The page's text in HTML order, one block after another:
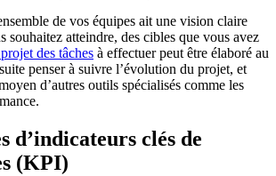
de vos équipes ait une vision claire
souhaitez atteindre, des cibles que vous avez
des tâches à effectuer peut être élaboré au
penser à suivre l’évolution du projet, et
d’autres outils spécialisés comme les
d’indicateurs clés de
(KPI)